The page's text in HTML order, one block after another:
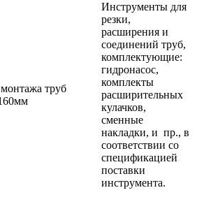
Инструменты для
резки,
расширения и
соединений труб,
комплектующие:
гидронасос,
комплекты
расширительных
кулачков,
сменные
накладки, и пр., в
соответствии со
спецификацией
поставки
инструмента.